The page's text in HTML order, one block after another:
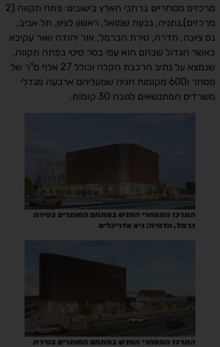
מרכזים מסחריים ברחבי הארץ בישובים: פתח תקווה (2
מרכזים),נתניה, גבעת שמואל, ראשון לציון, תל אביב,
נס ציונה, חדרה, טירת הכרמל, אור יהודה ואור עקיבא
כאשר הגדול שבהם הוא עמי בסר סיטי בפתח תקווה,
שנמצא על נתיב הרכבת הקלה וכולל 27 אלף מ"ר של
מסחר ו600 מקומות חניה שמעליהם ארבעה מגדלי
משרדים המתנשאים לגובה 30 קומות.
המרכז המסחרי החדש במתחם החותרים בטירת
כרמל, הדמיה: גיא אדריכלים
המרכז המסחרי החדש במתחם החותרים בטירת